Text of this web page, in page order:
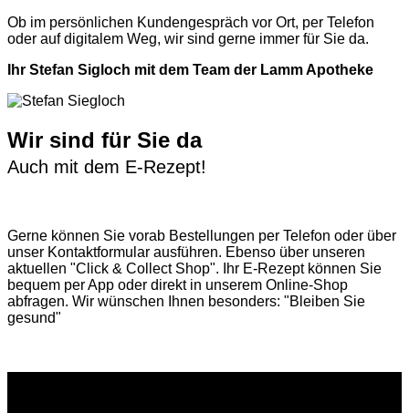
Ob im persönlichen Kundengespräch vor Ort, per Telefon
oder auf digitalem Weg, wir sind gerne immer für Sie da.
Ihr Stefan Sigloch mit dem Team der Lamm Apotheke
Wir sind für Sie da
Auch mit dem E-Rezept!
Gerne können Sie vorab Bestellungen per Telefon oder über
unser Kontaktformular ausführen. Ebenso über unseren
aktuellen "Click & Collect Shop". Ihr E-Rezept können Sie
bequem per App oder direkt in unserem Online-Shop
abfragen. Wir wünschen Ihnen besonders: "Bleiben Sie
gesund"